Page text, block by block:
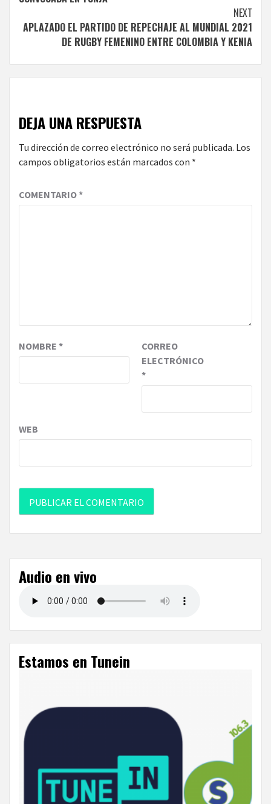
NEXT
APLAZADO EL PARTIDO DE REPECHAJE AL MUNDIAL 2021
DE RUGBY FEMENINO ENTRE COLOMBIA Y KENIA
DEJA UNA RESPUESTA
Tu dirección de correo electrónico no será publicada. Los
campos obligatorios están marcados con *
COMENTARIO*
NOMBRE *
CORREO
ELECTRÓNICO
*
WEB
Audio en vivo
Estamos en Tunein